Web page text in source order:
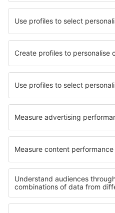
Cele mai bune locuri de cazare
Cazare în Wijster Cazare în
Cazare în Gibraleon Cazare
Cazare în Réaumont
Cele mai bune locuri de cazare
Cazare in Bavaria Cazare in
Cazare în Berchtesgaden